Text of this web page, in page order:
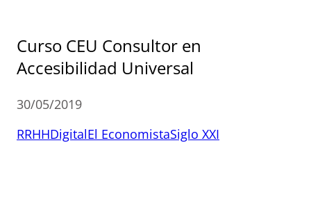
Curso CEU Consultor en
Accesibilidad Universal
30/05/2019
RRHHDigitalEl EconomistaSiglo XXI